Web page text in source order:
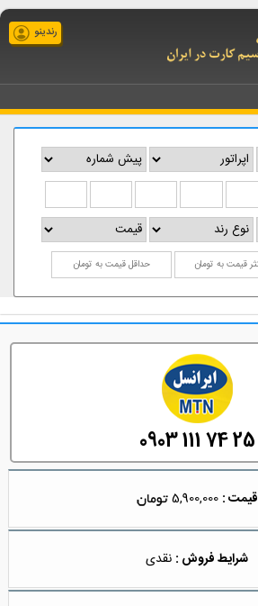
رندینو
0903 111 74 25
قیمت : 5,900,000
شرایط فروش : نقدی